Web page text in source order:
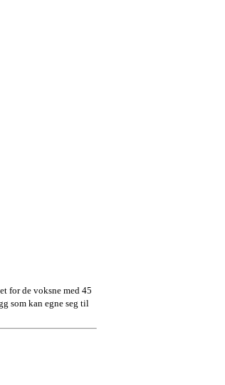
for de voksne med 45
som kan egne seg til